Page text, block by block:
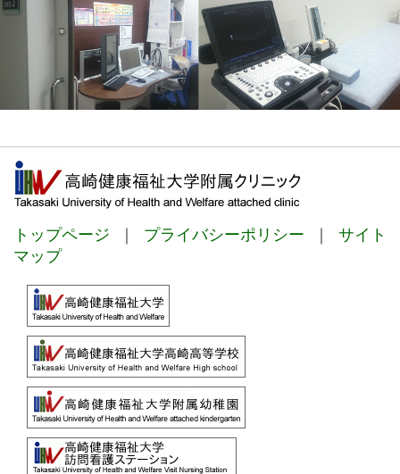
トップページ プライバシーポリシー
サイト
マップ